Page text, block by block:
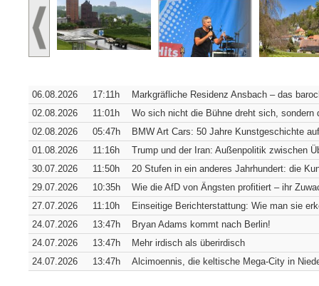
zweites Bauwerk
[Weiterlesen...]
sich in ihrer südwestlichen Ecke verbirgt.
Fassade [Weiterlesen...]
Wie Bremens ärmstes Viertel zum
Bremen [SiSt24] Wer durch den Schnoor
einziehen: Die Gassen sind so schmal,
passen. Genau das hat das[Weiterlesen...]
65 Tafeln, 132 Helden und 358
06.08.2026 17:11h
Markgräfliche Residenz Ansbach – das
02.08.2026
11:01h
Wo sich nicht die Bühne dreht sich, sondern
02.08.2026
05:47h
BMW Art Cars: 50 Jahre Kunstgeschichte
01.08.2026
11:16h
Trump und der Iran: Außenpolitik zwischen
30.07.2026
11:50h
20 Stufen in ein anderes Jahrhundert: die
29.07.2026
10:35h
Wie die AfD von Ängsten profitiert – ihr
27.07.2026
11:10h
Einseitige Berichterstattung: Wie man sie
24.07.2026
13:47h
Bryan Adams kommt nach Berlin!
24.07.2026
13:47h
Mehr irdisch als überirdisch
24.07.2026
13:47h Alcimoennis, die keltische Mega-City in